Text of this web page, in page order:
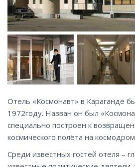
Отель «Космонавт» в Караганде
1972году. Назван он был
специально построен к
космического полёта на
Среди известных гостей отеля –